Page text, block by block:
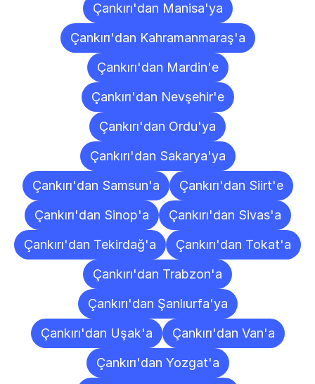
Çankırı'dan Manisa'ya
Çankırı'dan Kahramanmaraş'a
Çankırı'dan Mardin'e
Çankırı'dan Nevşehir'e
Çankırı'dan Ordu'ya
Çankırı'dan Sakarya'ya
Çankırı'dan Samsun'a
Çankırı'dan Siirt'e
Çankırı'dan Sinop'a
Çankırı'dan Sivas'a
Çankırı'dan Tekirdağ'a
Çankırı'dan Tokat'a
Çankırı'dan Trabzon'a
Çankırı'dan Şanlıurfa'ya
Çankırı'dan Uşak'a
Çankırı'dan Van'a
Çankırı'dan Yozgat'a